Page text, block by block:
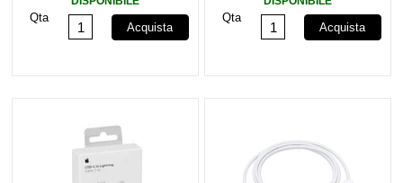
Qta
Acquista
Qta
Acquista